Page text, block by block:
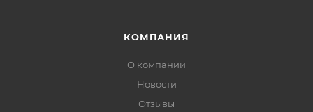
КОМПАНИЯ
О компании
Новости
Отзывы